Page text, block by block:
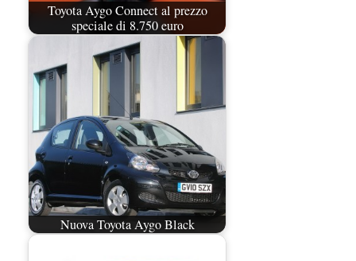
Toyota Aygo Connect al prezzo
speciale di 8.750 euro
Nuova Toyota Aygo Black